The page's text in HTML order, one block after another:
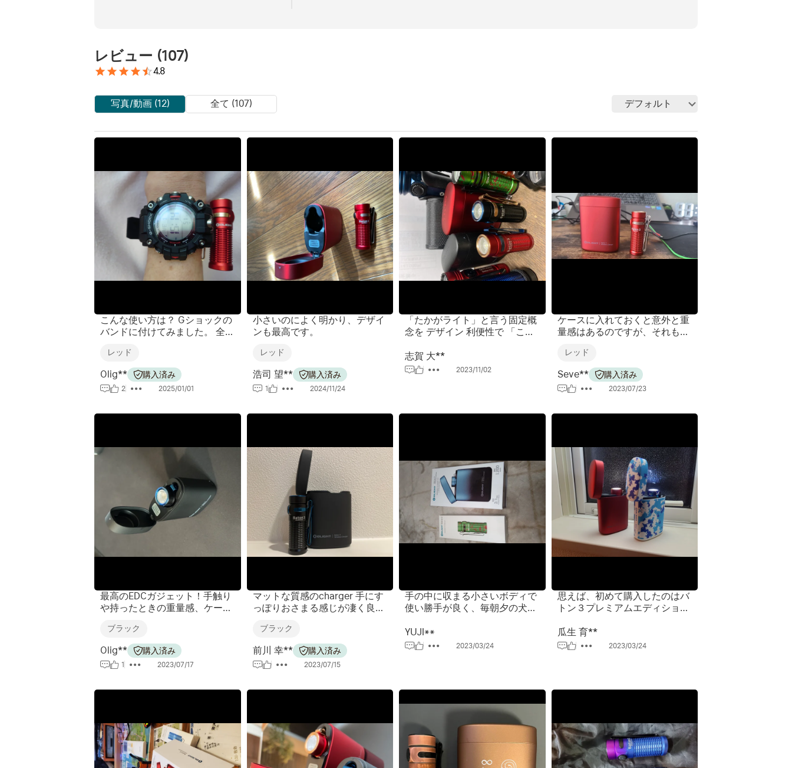
レビュー (107)
4.8
写真/動画 (12) 全て (107) デフォルト
こんな使い方は？ Gショックの
バンドに付けてみました。 全長
レッド
Olig** 購入済み
2 2025/01/01
小さいのによく明かり、デザイ
ンも最高です。
レッド
浩司 望** 購入済み
1 2024/11/24
「たかがライト」と言う固定概
念を デザイン 利便性で 「こう
ったwww
志賀 大**
2023/11/02
ケースに入れておくと意外と重
量感はあるのですが、それもま
イト本体は驚くほど軽くてウォ
ーキングには持って来いです。
レッド
Seve** 購入済み
2023/07/23
最高のEDCガジェット！手触り
や持ったときの重量感、ケース
など、品質の良さに由来する所
有の満足感がとても高いライト
です。別売りのリングとも相性
最高です。買ってよかったと思
ブラック
Olig** 購入済み
1 2023/07/17
マットな質感のcharger 手にす
っぽりおさまる感じが凄く良く
も1200Lumenと申し分無し 少
し気になる点は、chargerから
若干取り出しづらいかも、、、
慣れれば問題ないと思いますが
から使うのが楽しみです
ブラック
前川 幸** 購入済み
2023/07/15
手の中に収まる小さいボディで
使い勝手が良く、毎朝夕の犬の
ニマム時でスマホのライトより
明るいくらいでしょうか。スイ
ースに入れれば充電も保管も可
能に。 グラデーションカラーと
ゾンビの２台持ちです。 色々な
カラーが有るので揃えたくなり
ます。 次はPerun 2 Miniの購入
を検討中です。
YUJI**
2023/03/24
思えば、初めて購入したのはバ
トン３プレミアムエディション
イアモンドランクになり、一番
最近手に入れたのは同じくバト
ある商品ばかり出すので、警戒
瓜生 育**
2023/03/24